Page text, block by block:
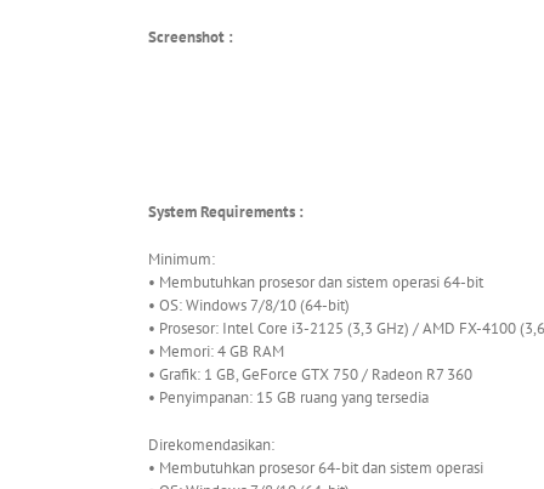
Screenshot :
System Requirements :
Minimum:
• Membutuhkan prosesor dan sistem operasi 64-bit
• OS: Windows 7/8/10 (64-bit)
• Prosesor: Intel Core i3-2125 (3,3 GHz) / AMD FX-4100
• Memori: 4 GB RAM
• Grafik: 1 GB, GeForce GTX 750 / Radeon R7 360
• Penyimpanan: 15 GB ruang yang tersedia
Direkomendasikan:
• Membutuhkan prosesor 64-bit dan sistem operasi